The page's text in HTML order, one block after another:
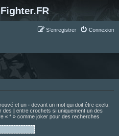
Connexion
S’enregistrer
et un - devant un mot qui doit être exclu.
des | entre crochets si uniquement un des
« * » comme joker pour des recherches